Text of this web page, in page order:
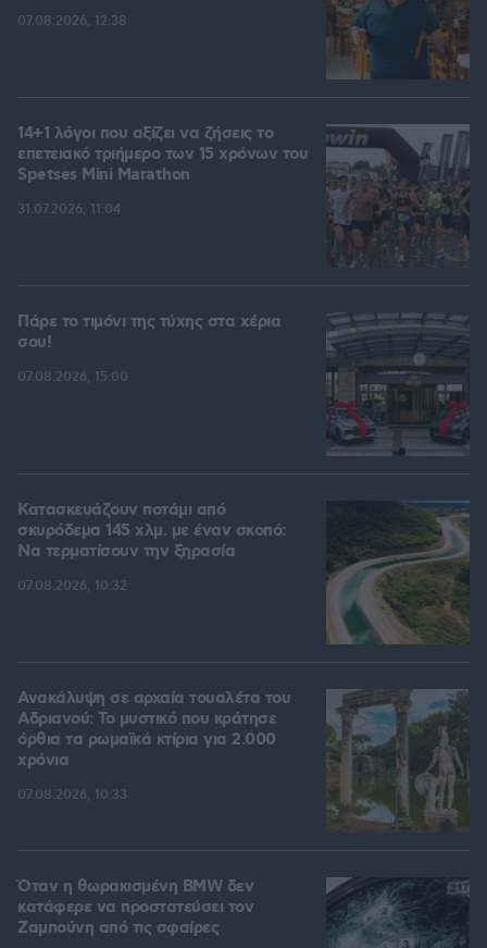
07.08.2026, 12:38
14+1 λόγοι που αξίζει να ζήσεις το
επετειακό τριήμερο των 15 χρόνων του
Spetses Mini Marathon
31.07.2026, 11:04
Πάρε το τιμόνι της τύχης στα χέρια
σου!
07.08.2026, 15:00
Κατασκευάζουν ποτάμι από
σκυρόδεμα 145 χλμ. με έναν σκοπό:
Να τερματίσουν την ξηρασία
07.08.2026, 10:32
Ανακάλυψη σε αρχαία τουαλέτα του
Αδριανού: Το μυστικό που κράτησε
όρθια τα ρωμαϊκά κτίρια για 2.000
χρόνια
07.08.2026, 10:33
Όταν η θωρακισμένη BMW δεν
κατάφερε να προστατεύσει τον
Ζαμπούνη από τις σφαίρες